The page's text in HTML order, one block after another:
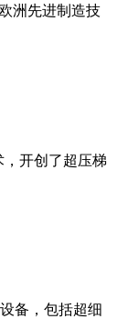
洲先进制造技
开创了超压梯
备，包括超细